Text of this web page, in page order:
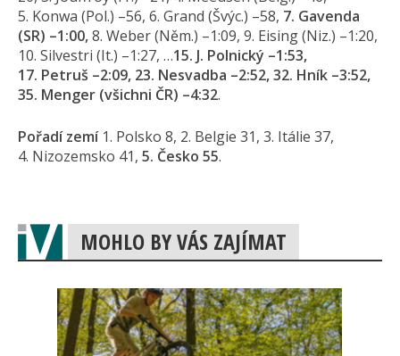
5. Konwa (Pol.) –56, 6. Grand (Švýc.) –58, 7. Gavenda
(SR) –1:00,8. Weber (Něm.) –1:09, 9. Eising (Niz.) –1:20,
10. Silvestri (It.) –1:27, …15. J. Polnický –1:53,
17. Petruš –2:09, 23. Nesvadba –2:52, 32. Hník –3:52,
35. Menger (všichni ČR) –4:32.
Pořadí zemí1. Polsko 8, 2. Belgie 31, 3. Itálie 37,
4. Nizozemsko 41, 5. Česko 55.
MOHLO BY VÁS ZAJÍMAT